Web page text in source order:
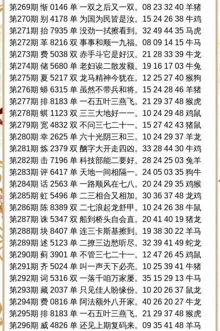
第269期 惭 0146 单 一双之后又一双。08 23 32 40 羊猪
第270期 别 4178 单 为国为民皆是汝。15 24 26 38 牛鸡
第271期 抬 7935 单 没劲一拭擦看到。32 49 44 35 马虎
第272期 革 8216 双 事事和顺一九福。08 09 14 15 牛马
第273期 费 5038 双 赤手斗它是好汉。21 28 33 39 牛龙
第274期 储 5680 单 老妇诶二散发额。19 16 17 03 牛兔
第275期 夏 5217 双 龙马精神今犹在。12 25 27 40 猴狗
第276期 蟒 6315 单 虽然不带兵和将。15 24 28 46 羊猪
第277期 排 8183 单 一石五叶三燕飞。21 29 37 48 猴虎
第278期 蜞 1123 双 三三大地好一一。10 24 29 48 鸡鼠
第279期 宽 4832 双 不问三七二十一。15 27 42 43 猪鼠
第280期 幸 2625 单 六十光阴三和三。10 24 29 37 羊龙
第281期 炼 2379 双 酗字大开走四凶。33 28 44 30 牛鸡
第282期 击 7196 单 科技部能二要好。28 24 25 03 兔羊
第283期 评 6417 单 天地一间相隔一。24 05 03 35 狗牛
第284期 话 2563 单 一路顺风在七八。20 24 29 35 鸡猴
第285期 虹 5496 单 二三相合又相加。30 36 37 48 龙鸡
第286期 陈 8389 双 二七浪起龙舒甲。10 24 26 38 牛鼠
第287期 诛 5347 双 船到桥头自会直。20 41 40 19 猪龙
第288期 块 8407 单 连三卡斯基擦到。19 38 30 22 羊马
第289期 述 5123 单 二撩三边愁听尽。32 39 41 49 蛇龙
第290期 蓟 3901 单 不管三七二十一。12 47 26 45 鸡鼠
第291期 齐 5024 单 叫一声天下必亮。10 25 39 41 牛猪
第292期 词 5316 双 一落千咱万家屡。35 15 29 13 牛马
第293期 藏 2037 单 只见佳人盼缘份。10 20 26 37 鼠龙
第294期 费 0816 单 阿法额外八开家。40 26 20 27 牛龙
第295期 排 8183 单 一石五叶三燕飞。21 29 37 48 猴虎
第296期 威 4826 单 还见上期复码来。09 35 41 48 羊马